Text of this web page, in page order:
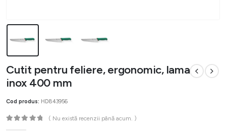
Cutit pentru feliere, ergonomic, lama
inox 400 mm
Cod produs: HD843956
( Nu există recenzii până acum. )